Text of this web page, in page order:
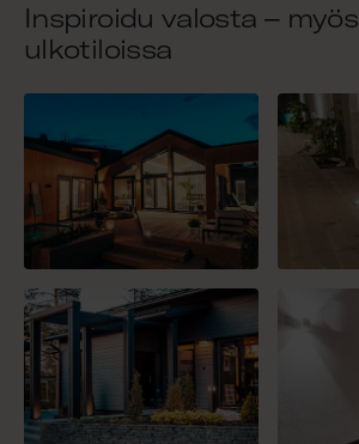
Inspiroidu valosta – myös
ulkotiloissa